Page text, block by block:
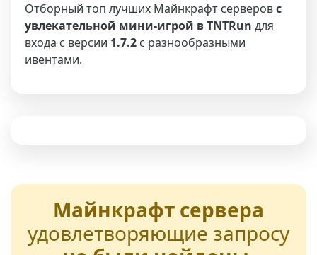
Отборный топ лучших Майнкрафт серверовс
увлекательной мини-игрой в TNTRun для
входа с версии 1.7.2 с разнообразными
ивентами.
Майнкрафт сервера
удовлетворяющие запросу